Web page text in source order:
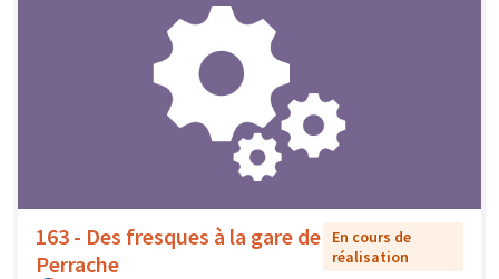
163 - Des fresques à la gare de
Perrache
En cours de
réalisation